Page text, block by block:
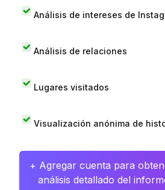
Análisis de intereses de
Análisis de relaciones
Lugares visitados
Visualización anónima de
+ Agregar cuenta para
análisis detallado del